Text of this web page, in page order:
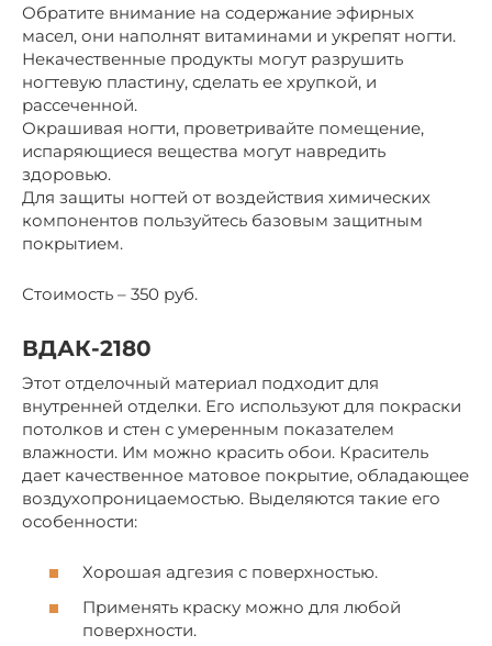
Обратите внимание на содержание эфирных
масел, они наполнят витаминами и укрепят ногти.
Некачественные продукты могут разрушить
ногтевую пластину, сделать ее хрупкой, и
рассеченной.
Окрашивая ногти, проветривайте помещение,
испаряющиеся вещества могут навредить
здоровью.
Для защиты ногтей от воздействия химических
компонентов пользуйтесь базовым защитным
покрытием.
Стоимость – 350 руб.
ВДАК-2180
Этот отделочный материал подходит для
внутренней отделки. Его используют для покраски
потолков и стен с умеренным показателем
влажности. Им можно красить обои. Краситель
дает качественное матовое покрытие, обладающее
воздухопроницаемостью. Выделяются такие его
особенности:
Хорошая адгезия с поверхностью.
Применять краску можно для любой
поверхности.